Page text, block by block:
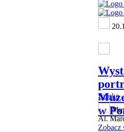
w
Sztuka
Al.
Zobacz